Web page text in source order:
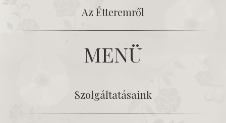
Az Étteremről
MENÜ
Szolgáltatásaink